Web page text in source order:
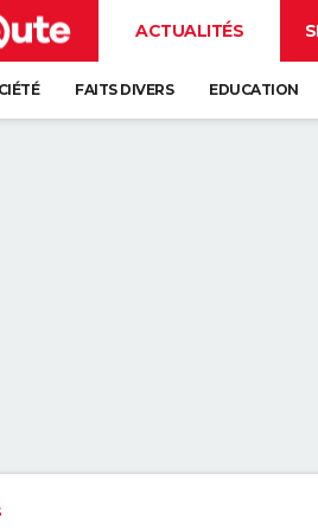
ACTUALITÉS
FAITS DIVERS EDUCATION